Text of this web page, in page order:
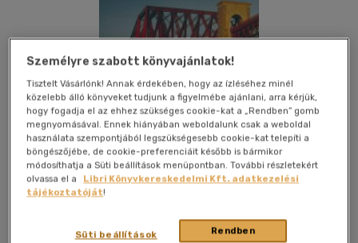
Kívánságlistához adom
Személyre szabott könyvajánlatok!
Tisztelt Vásárlónk! Annak érdekében, hogy az ízléséhez minél
közelebb álló könyveket tudjunk a figyelmébe ajánlani, arra kérjük,
hogy fogadja el az ehhez szükséges cookie-kat a „Rendben” gomb
megnyomásával. Ennek hiányában weboldalunk csak a weboldal
használata szempontjából legszükségesebb cookie-kat telepíti a
böngészőjébe, de cookie-preferenciáit később is bármikor
módosíthatja a Süti beállítások menüpontban. További részletekért
olvassa el a
Libri Könyvkereskedelmi Kft. adatkezelési
tájékoztatóját!
Rendben
Süti beállítások